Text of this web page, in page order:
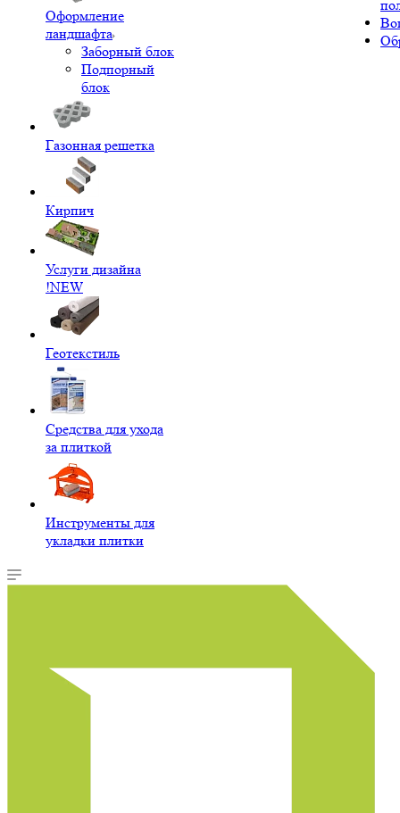
Оформление
ландшафта
Заборный блок
Подпорный
блок
Газонная решетка
Кирпич
Услуги дизайна
!NEW
Геотекстиль
Средства для ухода
за плиткой
Инструменты для
укладки плитки